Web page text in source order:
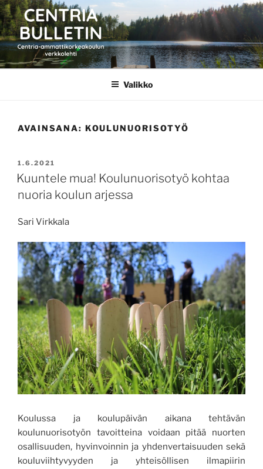
Siirry
sisältöön
CENTRIA BULLETIN
Valikko
AVAINSANA: KOULUNUORISOTYÖ
JULKAISTU
1.6.2021
Kuuntele mua! Koulunuorisotyö kohtaa
nuoria koulun arjessa
Sari Virkkala
Koulussa ja koulupäivän aikana tehtävän
koulunuorisotyön tavoitteina voidaan pitää nuorten
osallisuuden, hyvinvoinnin ja yhdenvertaisuuden sekä
kouluviihtyvyyden ja yhteisöllisen ilmapiirin